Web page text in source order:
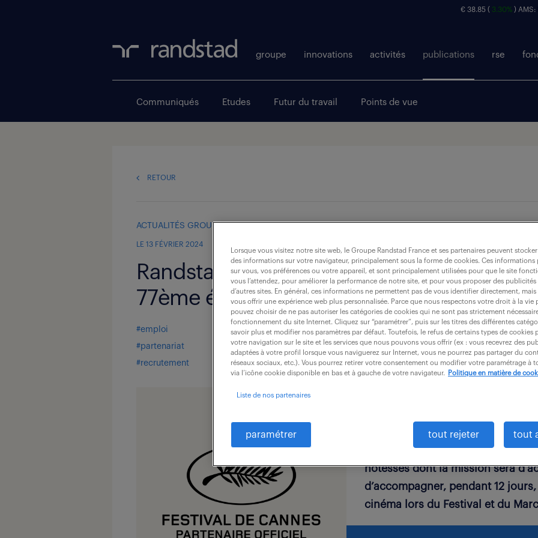
€ 38.85 ( 3.30% )
groupe innovations activités publications rse
Communiqués Études Futur du travail Points de vue
RETOUR
ACTUALITÉS GROUPE
LE 13 FÉVRIER 2024
Randstad recrute 1 000 hôtes et
77ème édition du Festival de Cannes
#emploi
#partenariat
#recrutement
La 77 èmeédition du Festival
Cannes se déroulera du 14 au
cet événement attire près de 40
de 4 000 journalistes venus du
année consécutive, Randstad
hôtesses dont la mission sera
d’accompagner, pendant 12
cinéma lors du Festival et du
Lorsque vous visitez notre site web, le Groupe Randstad France et ses partenaires peuvent
des informations sur votre navigateur, principalement sous la forme de cookies. Ces informations
sur vous, vos préférences ou votre appareil, et sont principalement utilisées pour que le site
vous l’attendez, pour améliorer la performance de notre site, et pour vous proposer des publicités
d’autres sites. En général, ces informations ne permettent pas de vous identifier directement,
vous offrir une expérience web plus personnalisée. Parce que nous respectons votre droit à la vie
pouvez choisir de ne pas autoriser les catégories de cookies qui ne sont pas strictement
fonctionnement du site Internet. Cliquez sur “paramétrer”, puis sur les titres des différentes
savoir plus et modifier nos paramètres par défaut. Toutefois, le refus de certains types de cookies
votre navigation sur le site et les services que nous pouvons vous offrir (ex : vous recevrez des
adaptées à votre profil lorsque vous naviguerez sur Internet, vous ne pourrez pas partager du
réseaux sociaux, etc.). Vous pourrez retirer votre consentement ou modifier votre paramétrage à
via l’icône cookie disponible en bas et à gauche de votre navigateur.
Politique en matière de
Liste de nos partenaires
paramétrer tout rejeter tout